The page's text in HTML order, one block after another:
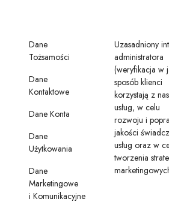
Dane
Tożsamości
Dane
Kontaktowe
Dane Konta
Dane
Użytkowania
Dane
Marketingowe
i Komunikacyjne
Uzasadniony
administratora
(weryfikacja w jaki
sposób klienci
korzystają z
usług, w celu
rozwoju i
jakości
usług oraz w celu
tworzenia strategii
marketingowych)